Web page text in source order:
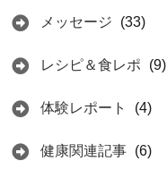
メッセージ (33)
レシピ＆食レポ (9)
体験レポート (4)
健康関連記事 (6)